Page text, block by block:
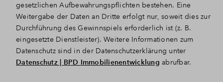
gesetzlichen Aufbewahrungspflichten bestehen. Eine
Weitergabe der Daten an Dritte erfolgt nur, soweit dies zur
Durchführung des Gewinnspiels erforderlich ist (z. B.
eingesetzte Dienstleister). Weitere Informationen zum
Datenschutz sind in der Datenschutzerklärung unter
Datenschutz | BPD Immobilienentwicklung abrufbar.